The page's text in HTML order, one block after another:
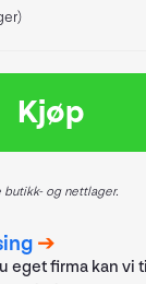
Kjøp
og nettlager.
eget firma kan vi